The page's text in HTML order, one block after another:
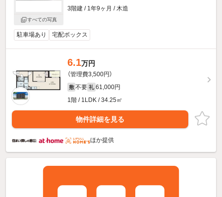
すべての写真
3階建 / 1年9ヶ月 / 木造
駐車場あり 宅配ボックス
6.1万円
（管理費3,500円）
敷 不要 礼 61,000円
1階 / 1LDK / 34.25㎡
物件詳細を見る
ほか提供